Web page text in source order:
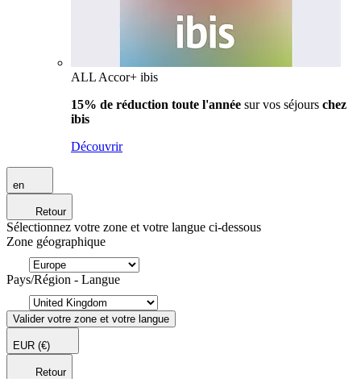
ALL Accor+ ibis
15% de réduction toute l'année sur vos séjours chez
ibis
Découvrir
en
Retour
Sélectionnez votre zone et votre langue ci-dessous
Zone géographique
Pays/Région - Langue
Valider votre zone et votre langue
EUR (€)
Retour